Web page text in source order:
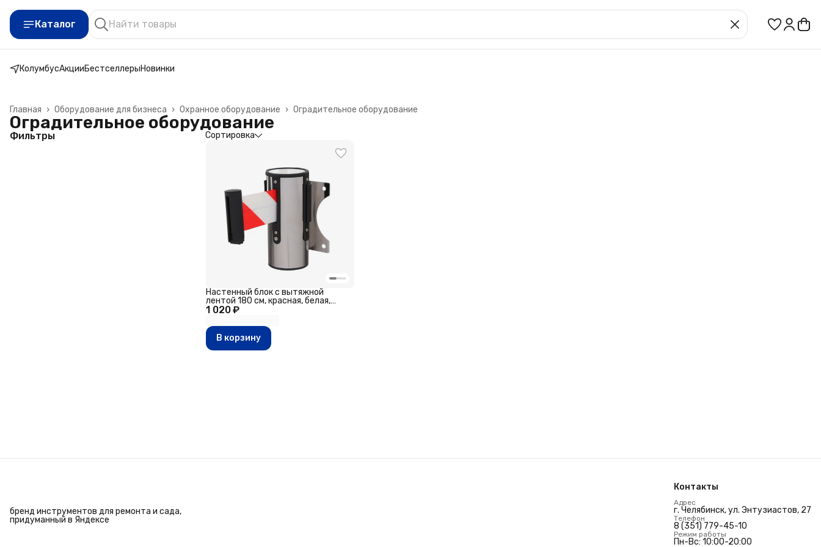
Каталог
КолумбусАкцииБестселлерыНовинки
Оградительное оборудование
Охранное оборудование ›
Оборудование для бизнеса ›
Главная ›
Оградительное оборудование
Фильтры Сортировка
1 020 ₽
Настенный блок с вытяжной
лентой 180 см, красная, белая,
высота 13.5 см, ширина 11 см
В корзину
бренд инструментов для ремонта и сада,
придуманный в Яндексе
Контакты
Адрес
г. Челябинск, ул. Энтузиастов, 27
Телефон
8 (351) 779-45-10
Режим работы
Пн-Вс: 10:00-20:00